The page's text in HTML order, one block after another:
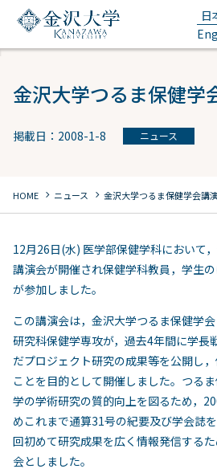
日
金沢大学つるま保健学
掲載日：2008-1-8 ニュース
HOME chevron_right ニュース chevron_right 金沢大学つるま保健学会講
12月26日(水) 医学部保健学科において
講演会が開催され保健学科教員，学生
が参加しました。
この講演会は，金沢大学つるま保健学
研究科保健学専攻が，過去4年間に学長
だプロジェクト研究の成果等を公開し
ことを目的として開催しました。つる
学の学術研究の質的向上を図るため，
めこれまで通算31号の紀要及び学会誌
回初めて研究成果を広く情報発信する
会としました。